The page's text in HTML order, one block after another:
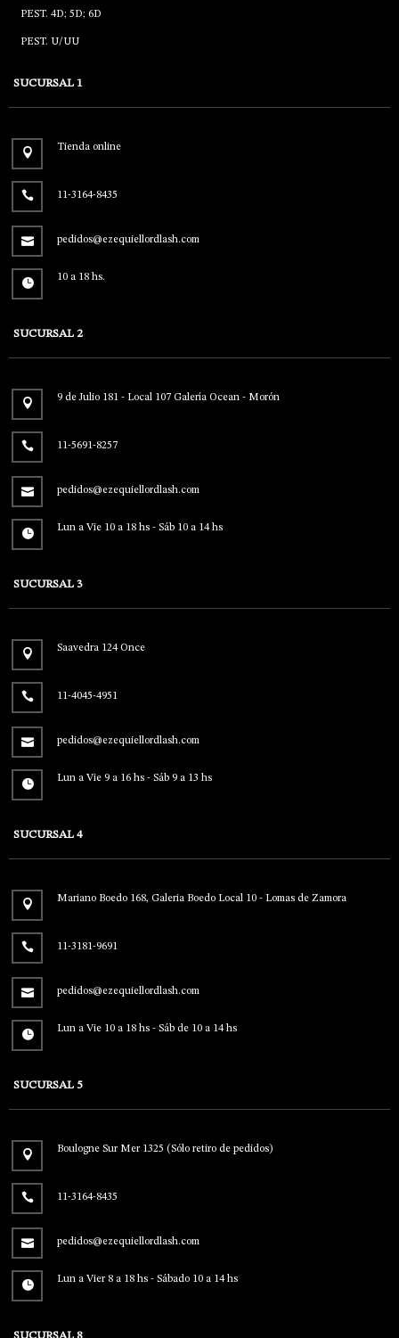
PEST. 4D; 5D; 6D
PEST. U/UU
SUCURSAL 1
Tienda online
11-3164-8435
pedidos@ezequiellordlash.com
10 a 18 hs.
SUCURSAL 2
9 de Julio 181 - Local 107 Galería Ocean - Morón
11-5691-8257
pedidos@ezequiellordlash.com
Lun a Vie 10 a 18 hs - Sáb 10 a 14 hs
SUCURSAL 3
Saavedra 124 Once
11-4045-4951
pedidos@ezequiellordlash.com
Lun a Vie 9 a 16 hs - Sáb 9 a 13 hs
SUCURSAL 4
Mariano Boedo 168, Galeria Boedo Local 10 - Lomas de Zamora
11-3181-9691
pedidos@ezequiellordlash.com
Lun a Vie 10 a 18 hs - Sáb de 10 a 14 hs
SUCURSAL 5
Boulogne Sur Mer 1325 (Sólo retiro de pedidos)
11-3164-8435
pedidos@ezequiellordlash.com
Lun a Vier 8 a 18 hs - Sábado 10 a 14 hs